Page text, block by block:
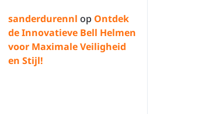
sanderdurennl op Ontdek
de Innovatieve Bell Helmen
voor Maximale Veiligheid
en Stijl!